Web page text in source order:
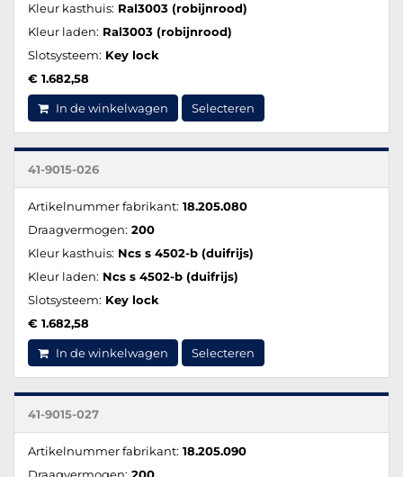
Kleur kasthuis: Ral3003 (robijnrood)
Kleur laden: Ral3003 (robijnrood)
Slotsysteem: Key lock
€ 1.682,58
In de winkelwagen Selecteren
41-9015-026
Artikelnummer fabrikant: 18.205.080
Draagvermogen: 200
Kleur kasthuis: Ncs s 4502-b (duifrijs)
Kleur laden: Ncs s 4502-b (duifrijs)
Slotsysteem: Key lock
€ 1.682,58
In de winkelwagen Selecteren
41-9015-027
Artikelnummer fabrikant: 18.205.090